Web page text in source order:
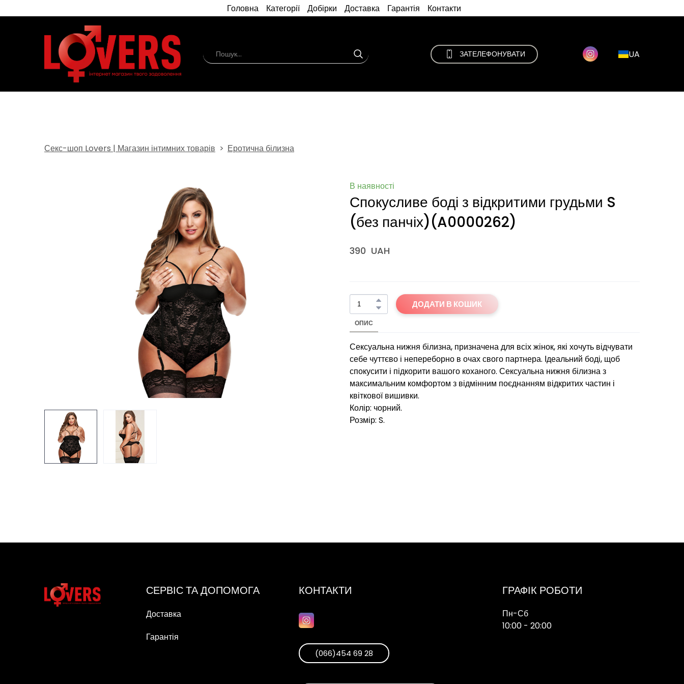
Головна Категорії Добірки Доставка Гарантія Контакти
ЗАТЕЛЕФОНУВАТИ UA
Секс-шоп Lovers | Магазин інтимних товарів Еротична білизна
В наявності
Спокусливе боді з відкритими грудьми S
(без панчіх)(A0000262)
390  UAH
ДОДАТИ В КОШИК
ОПИС
Сексуальна нижня білизна, призначена для всіх жінок, які хочуть відчувати
себе чуттєво і непереборно в очах свого партнера. Ідеальний боді, щоб
спокусити і підкорити вашого коханого. Сексуальна нижня білизна з
максимальним комфортом з відмінним поєднанням відкритих частин і
квіткової вишивки.
Колір: чорний.
Розмір: S.
СЕРВІС ТА ДОПОМОГА
Доставка
Гарантія
КОНТАКТИ
(066)454 69 28
ГРАФІК РОБОТИ
Пн-Сб
10:00 - 20:00